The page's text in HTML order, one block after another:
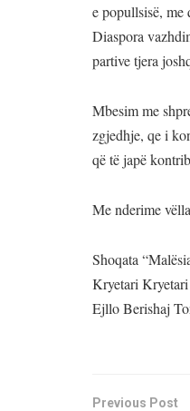
e popullsisë, me
Diaspora
partive tjera
Mbesim me
zgjedhje, qe i
që të japë
Me nderime
Shoqata
Kryetari Kryetari
Ejllo Berishaj
Previous Post